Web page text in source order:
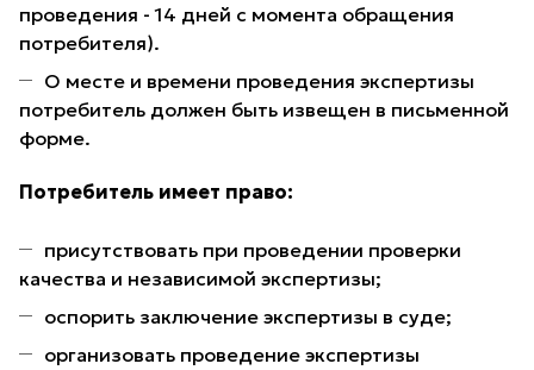
проведения - 14 дней с момента обращения
потребителя).
О месте и времени проведения экспертизы
потребитель должен быть извещен в письменной
форме.
Потребитель имеет право:
присутствовать при проведении проверки
качества и независимой экспертизы;
оспорить заключение экспертизы в суде;
организовать проведение экспертизы